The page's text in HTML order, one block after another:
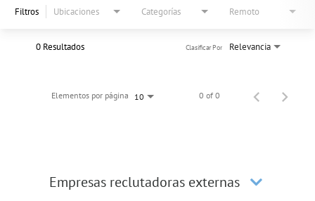
Filtros Ubicaciones Categorías Remoto
0 Resultados Relevancia
Clasificar Por
Elementos por página 10 0 of 0
Empresas reclutadoras externas